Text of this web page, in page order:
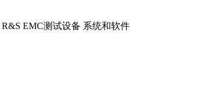
R&S EMC测试设备 系统和软件